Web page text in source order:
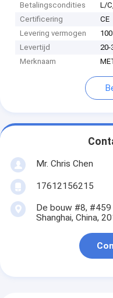
Betalingscondities
L/
Certificering
CE
Levering vermogen
Levertijd
20-
Merknaam
Mr. Chris Chen
17612156215
De bouw #8, #459
Shanghai, China,